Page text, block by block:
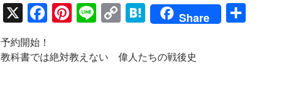
X
F
e
Pi
er
Li
e
C
p
H
at
e
Share
予約開始！
教科書では絶対教えない 偉人たちの戦後史